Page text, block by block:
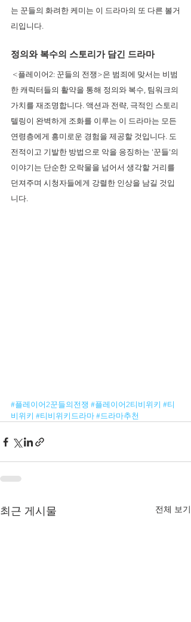
는 꾼들의 화려한 케미는 이 드라마의 또 다른 볼거
리입니다.
정의와 복수의 스토리가 담긴 드라마
<플레이어2: 꾼들의 전쟁>은 범죄에 맞서는 비범
한 캐릭터들의 활약을 통해 정의와 복수, 팀워크의
가치를 재조명합니다. 액션과 전략, 극적인 스토리
텔링이 완벽하게 조화를 이루는 이 드라마는 모든
연령층에게 흥미로운 경험을 제공할 것입니다. 도
전적이고 기발한 방법으로 악을 응징하는 '꾼들'의
이야기는 단순한 오락물을 넘어서 생각할 거리를
던져주며 시청자들에게 강렬한 인상을 남길 것입
니다.
#플레이어2꾼들의전쟁 #플레이어2티비위키 #티
비위키 #티비위키드라마 #드라마추천
최근 게시물 전체 보기